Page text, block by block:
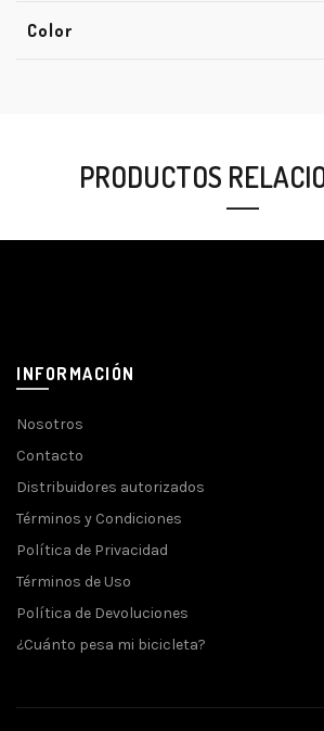
Color
PRODUCTOS
INFORMACIÓN
Nosotros
Contacto
Distribuidores autorizados
Términos y Condiciones
Política de Privacidad
Términos de Uso
Política de Devoluciones
¿Cuánto pesa mi bicicleta?